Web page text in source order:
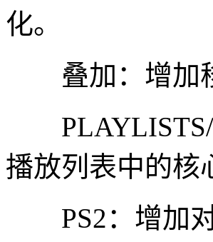
化。
叠加：增加
PLAYLISTS/
播放列表中的核
PS2：增加对